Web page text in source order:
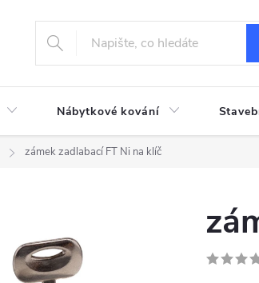
Nábytkové kování
zámek zadlabací FT Ni na klíč